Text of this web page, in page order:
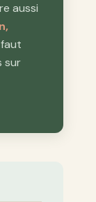
aussi
sur